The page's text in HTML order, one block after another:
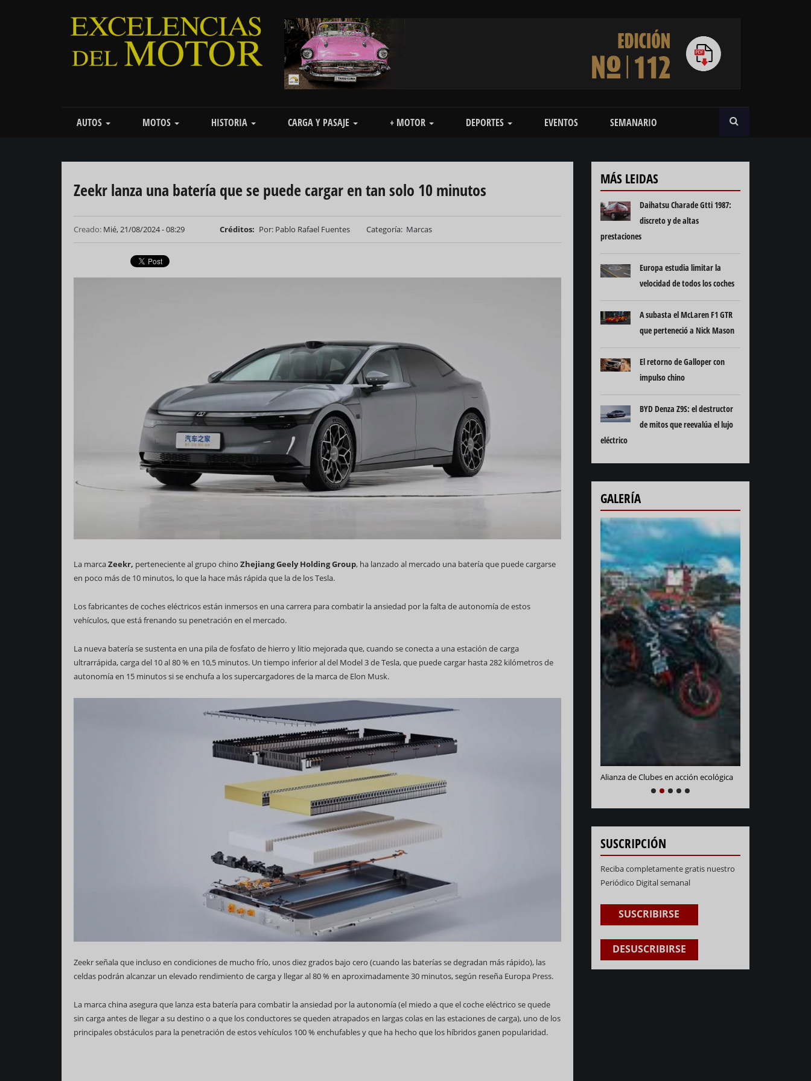
Main
navigation
AUTOS MOTOS HISTORIA CARGA Y PASAJE + MOTOR DEPORTES EVENTOS SEMANARIO
Zeekr lanza una batería que se puede cargar en tan solo 10 minutos
Creado: Mié, 21/08/2024 - 08:29 Créditos Por: Pablo Rafael Fuentes Categoría Marcas
La marcaZeekr, perteneciente al grupo chino Zhejiang Geely Holding Group, ha lanzado al mercado una batería que puede cargarse
en poco más de 10 minutos, lo que la hace más rápida que la de los Tesla.
Los fabricantes de coches eléctricos están inmersos en una carrera para combatir la ansiedad por la falta de autonomía de estos
vehículos, que está frenando su penetración en el mercado.
La nueva batería se sustenta en una pila de fosfato de hierro y litio mejorada que, cuando se conecta a una estación de carga
ultrarrápida, carga del 10 al 80 % en 10,5 minutos. Un tiempo inferior al del Model 3 de Tesla, que puede cargar hasta 282 kilómetros de
autonomía en 15 minutos si se enchufa a los supercargadores de la marca de Elon Musk.
Zeekr señala que incluso en condiciones de mucho frío, unos diez grados bajo cero (cuando las baterías se degradan más rápido), las
celdas podrán alcanzar un elevado rendimiento de carga y llegar al 80 % en aproximadamente 30 minutos, según reseña Europa Press.
La marca china asegura que lanza esta batería para combatir la ansiedad por la autonomía (el miedo a que el coche eléctrico se quede
sin carga antes de llegar a su destino o a que los conductores se queden atrapados en largas colas en las estaciones de carga), uno de los
principales obstáculos para la penetración de estos vehículos 100 % enchufables y que ha hecho que los híbridos ganen popularidad.
MÁS LEIDAS
Daihatsu Charade Gtti 1987:
discreto y de altas
prestaciones
Europa estudia limitar la
velocidad de todos los coches
A subasta el McLaren F1 GTR
que perteneció a Nick Mason
El retorno de Galloper con
impulso chino
BYD Denza Z9S: el destructor
de mitos que reevalúa el lujo
eléctrico
GALERÍA
Alianza de Clubes en acción ecológica
PREVIOUS
SUSCRIPCIÓN
Reciba completamente gratis nuestro
Periódico Digital semanal
SUSCRIBIRSE
DESUSCRIBIRSE